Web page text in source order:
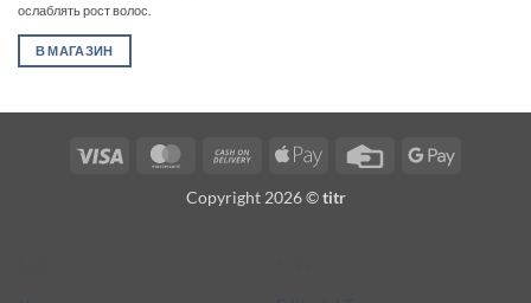
ослаблять рост волос.
В МАГАЗИН
Visa MasterCardCash
Delivery
Apple
Credit
Google
Copyright 2026 ©titr